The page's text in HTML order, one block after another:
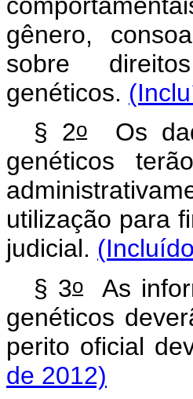
gênero,
sobre
genéticos.
§ 2oOs
genéticos
utilização para
judicial.
§ 3oAs
genéticos
perito oficial
de 2012)